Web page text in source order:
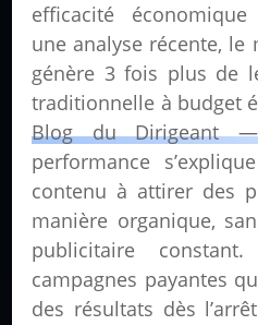
efficacité économique
une analyse récente, le
génère 3 fois plus de
traditionnelle à budget
Blog du Dirigeant —
performance
contenu à attirer des
manière organique,
publicitaire
campagnes payantes
des résultats dès